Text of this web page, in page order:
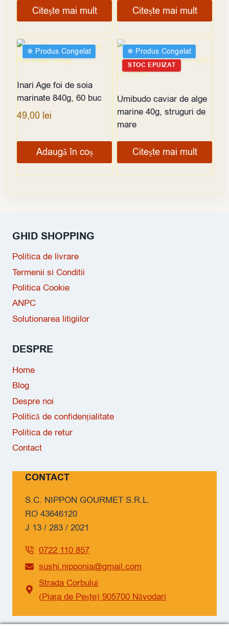
Citește mai mult Citește mai mult
❄︎ Produs Congelat
Inari Age foi de soia
marinate 840g, 60 buc
49,00 lei
Adaugă în coș
❄︎ Produs Congelat
STOC EPUIZAT
Umibudo caviar de alge
marine 40g, struguri de
mare
Citește mai mult
GHID SHOPPING
Politica de livrare
Termenii si Conditii
Politica Cookie
ANPC
Solutionarea litigiilor
DESPRE
Home
Blog
Despre noi
Politică de confidențialitate
Politica de retur
Contact
CONTACT
S.C. NIPPON GOURMET S.R.L.
RO 43646120
J 13 / 283 / 2021
0722 110 857
sushi.nipponia@gmail.com
Strada Corbului
(Piața de Pește) 905700 Năvodari